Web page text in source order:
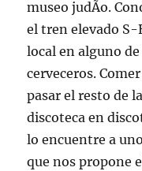
museo judÃ­o.
el tren elevado
local en alguno
cerveceros.
pasar el resto de
discoteca en
lo encuentre a
que nos propone